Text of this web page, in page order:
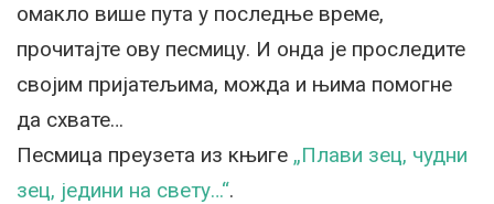
омакло више пута у последње време,
прочитајте ову песмицу. И онда је проследите
својим пријатељима, можда и њима помогне
да схвате…
Песмица преузета из књиге „Плави зец, чудни
зец, једини на свету…“.